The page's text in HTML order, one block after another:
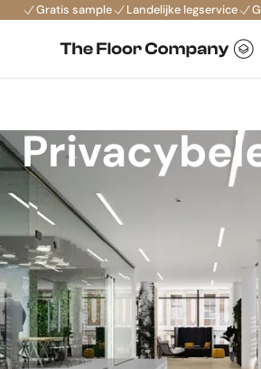
Gratis sample Landelijke legservice
Floors.Company, gevestigd aan
Rijssen, is verantwoordelijk voor
persoonsgegevens zoals
privacyverklaring.